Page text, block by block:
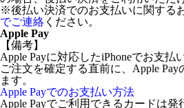
※後払い決済でのお支払いに関する
でご連絡 ください。
Apple Pay
【備考】
Apple Payに対応したiPhoneでお支払
ご注文を確定する直前に、Apple
ます。
Apple Payでのお支払い方法
Apple Payでご利用できるカードは発